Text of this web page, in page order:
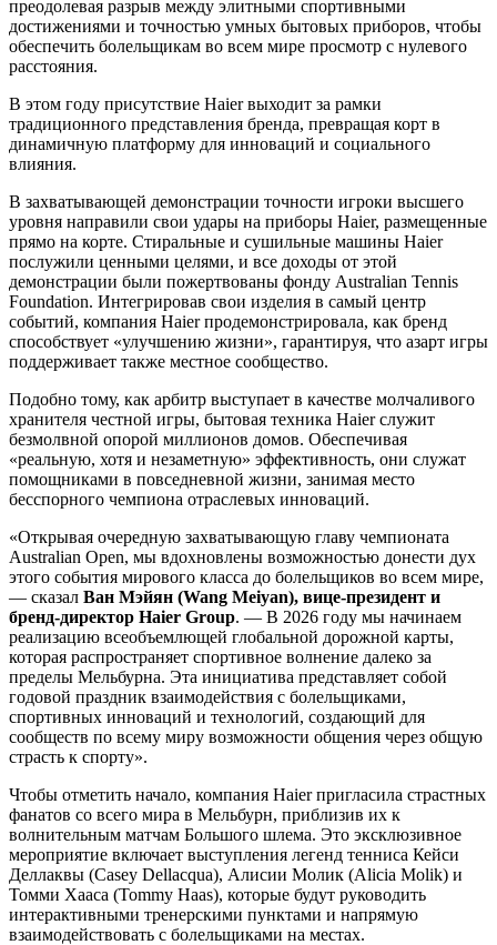
преодолевая разрыв между элитными спортивными
достижениями и точностью умных бытовых приборов, чтобы
обеспечить болельщикам во всем мире просмотр с нулевого
расстояния.
В этом году присутствие Haier выходит за рамки
традиционного представления бренда, превращая корт в
динамичную платформу для инноваций и социального
влияния.
В захватывающей демонстрации точности игроки высшего
уровня направили свои удары на приборы Haier, размещенные
прямо на корте. Стиральные и сушильные машины Haier
послужили ценными целями, и все доходы от этой
демонстрации были пожертвованы фонду Australian Tennis
Foundation. Интегрировав свои изделия в самый центр
событий, компания Haier продемонстрировала, как бренд
способствует «улучшению жизни», гарантируя, что азарт игры
поддерживает также местное сообщество.
Подобно тому, как арбитр выступает в качестве молчаливого
хранителя честной игры, бытовая техника Haier служит
безмолвной опорой миллионов домов. Обеспечивая
«реальную, хотя и незаметную» эффективность, они служат
помощниками в повседневной жизни, занимая место
бесспорного чемпиона отраслевых инноваций.
«Открывая очередную захватывающую главу чемпионата
Australian Open, мы вдохновлены возможностью донести дух
этого события мирового класса до болельщиков во всем мире,
— сказал Ван Мэйян (Wang Meiyan), вице-президент и
бренд-директор Haier Group. — В 2026 году мы начинаем
реализацию всеобъемлющей глобальной дорожной карты,
которая распространяет спортивное волнение далеко за
пределы Мельбурна. Эта инициатива представляет собой
годовой праздник взаимодействия с болельщиками,
спортивных инноваций и технологий, создающий для
сообществ по всему миру возможности общения через общую
страсть к спорту».
Чтобы отметить начало, компания Haier пригласила страстных
фанатов со всего мира в Мельбурн, приблизив их к
волнительным матчам Большого шлема. Это эксклюзивное
мероприятие включает выступления легенд тенниса Кейси
Деллаквы (Casey Dellacqua), Алисии Молик (Alicia Molik) и
Томми Хааса (Tommy Haas), которые будут руководить
интерактивными тренерскими пунктами и напрямую
взаимодействовать с болельщиками на местах.